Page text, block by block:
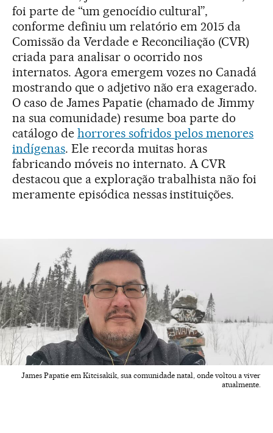
foi parte de “um genocídio cultural”,
conforme definiu um relatório em 2015 da
Comissão da Verdade e Reconciliação (CVR)
criada para analisar o ocorrido nos
internatos. Agora emergem vozes no Canadá
mostrando que o adjetivo não era exagerado.
O caso de James Papatie (chamado de Jimmy
na sua comunidade) resume boa parte do
catálogo de horrores sofridos pelos menores
indígenas. Ele recorda muitas horas
fabricando móveis no internato. A CVR
destacou que a exploração trabalhista não foi
meramente episódica nessas instituições.
James Papatie em Kitcisakik, sua comunidade natal, onde voltou a viver
atualmente.